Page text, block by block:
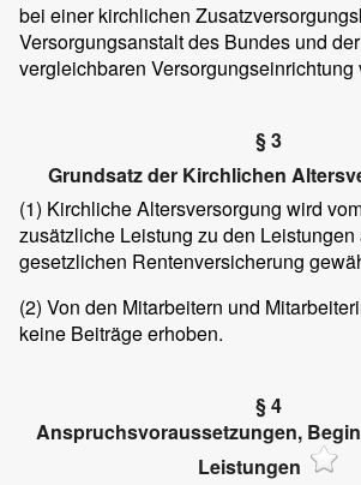
bei einer kirchlichen
Versorgungsanstalt des Bundes und
vergleichbaren Versorgungseinrichtung
§ 3
Grundsatz der Kirchlichen
(1) Kirchliche Altersversorgung wird
zusätzliche Leistung zu den Leistungen
gesetzlichen Rentenversicherung
(2) Von den Mitarbeitern und
keine Beiträge erhoben.
§ 4
Anspruchsvoraussetzungen,
Leistungen